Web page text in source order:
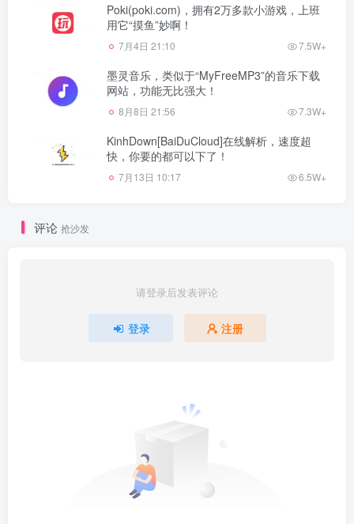
Poki(poki.com)，拥有2万多款小游戏，上班
用它“摸鱼”妙啊！
7月4日 21:10 7.5W+
墨灵音乐，类似于“MyFreeMP3”的音乐下载
网站，功能无比强大！
8月8日 21:56 7.3W+
KinhDown[BaiDuCloud]在线解析，速度超
快，你要的都可以下了！
7月13日 10:17 6.5W+
评论 抢沙发
请登录后发表评论
登录 注册